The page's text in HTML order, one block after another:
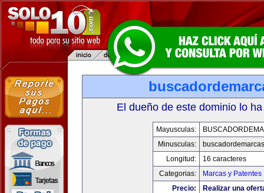
El dueño de este dominio lo
Mayusculas:
Minusculas:
Longitud:
16 caracteres
Categorias:
Marcas y Patentes
Precio:
Realizar una